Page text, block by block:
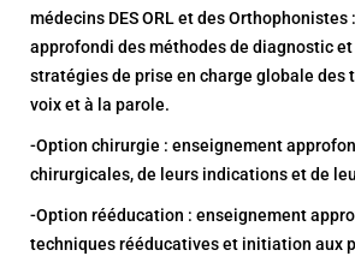
médecins DES ORL et des Orthophonistes
approfondi des méthodes de diagnostic
stratégies de prise en charge globale des
voix et à la parole.
-Option chirurgie : enseignement
chirurgicales, de leurs indications et de
-Option rééducation : enseignement
techniques rééducatives et initiation aux